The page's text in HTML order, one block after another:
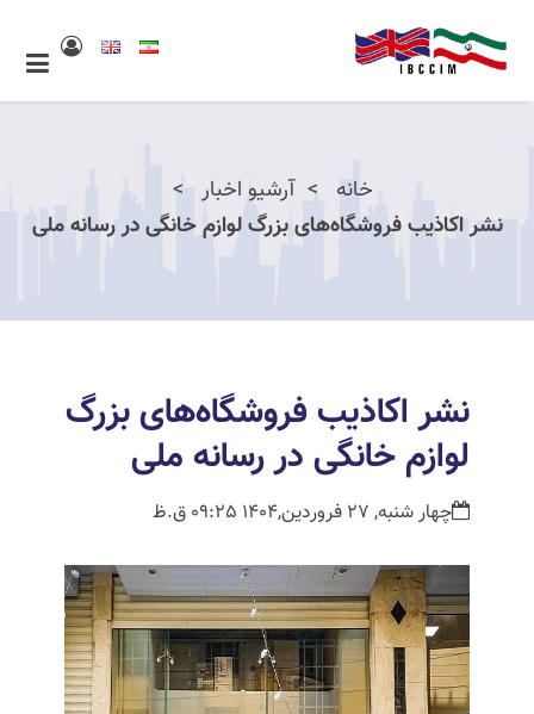
خانه
آرشیو اخبار
نشر اکاذیب فروشگاه‌های بزرگ لوازم خانگی در رسانه ملی
نشر اکاذیب فروشگاه‌های بزرگ
لوازم خانگی در رسانه ملی
چهار شنبه, 27 فروردین,1404 09:25 ق.ظ